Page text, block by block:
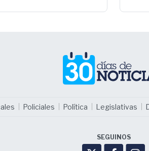
Policiales Política Legislativas
SEGUINOS